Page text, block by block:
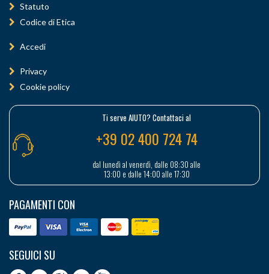
Statuto
Codice di Etica
Accedi
Privacy
Cookie policy
Ti serve AIUTO? Contattaci al
+39 02 400 724 74
dal lunedì al venerdì, dalle 08:30 alle
13:00 e dalle 14:00 alle 17:30
PAGAMENTI CON
SEGUICI SU